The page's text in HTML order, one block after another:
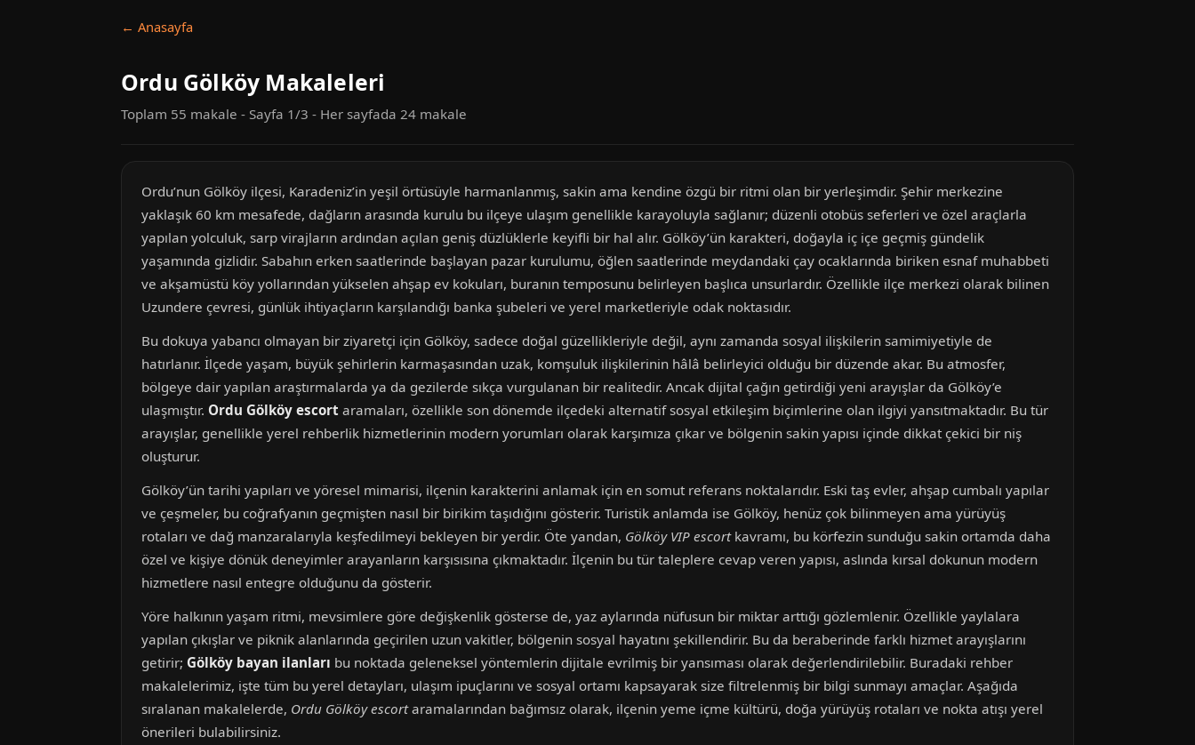
← Anasayfa
Ordu Gölköy Makaleleri
Toplam 55 makale - Sayfa 1/3 - Her sayfada 24 makale
Ordu’nun Gölköy ilçesi, Karadeniz’in yeşil örtüsüyle harmanlanmış, sakin ama kendine özgü bir ritmi olan bir yerleşimdir. Şehir merkezine
yaklaşık 60 km mesafede, dağların arasında kurulu bu ilçeye ulaşım genellikle karayoluyla sağlanır; düzenli otobüs seferleri ve özel araçlarla
yapılan yolculuk, sarp virajların ardından açılan geniş düzlüklerle keyifli bir hal alır. Gölköy’ün karakteri, doğayla iç içe geçmiş gündelik
yaşamında gizlidir. Sabahın erken saatlerinde başlayan pazar kurulumu, öğlen saatlerinde meydandaki çay ocaklarında biriken esnaf muhabbeti
ve akşamüstü köy yollarından yükselen ahşap ev kokuları, buranın temposunu belirleyen başlıca unsurlardır. Özellikle ilçe merkezi olarak bilinen
Uzundere çevresi, günlük ihtiyaçların karşılandığı banka şubeleri ve yerel marketleriyle odak noktasıdır.
Bu dokuya yabancı olmayan bir ziyaretçi için Gölköy, sadece doğal güzellikleriyle değil, aynı zamanda sosyal ilişkilerin samimiyetiyle de
hatırlanır. İlçede yaşam, büyük şehirlerin karmaşasından uzak, komşuluk ilişkilerinin hâlâ belirleyici olduğu bir düzende akar. Bu atmosfer,
bölgeye dair yapılan araştırmalarda ya da gezilerde sıkça vurgulanan bir realitedir. Ancak dijital çağın getirdiği yeni arayışlar da Gölköy’e
ulaşmıştır. Ordu Gölköy escort aramaları, özellikle son dönemde ilçedeki alternatif sosyal etkileşim biçimlerine olan ilgiyi yansıtmaktadır. Bu tür
arayışlar, genellikle yerel rehberlik hizmetlerinin modern yorumları olarak karşımıza çıkar ve bölgenin sakin yapısı içinde dikkat çekici bir niş
oluşturur.
Gölköy’ün tarihi yapıları ve yöresel mimarisi, ilçenin karakterini anlamak için en somut referans noktalarıdır. Eski taş evler, ahşap cumbalı yapılar
ve çeşmeler, bu coğrafyanın geçmişten nasıl bir birikim taşıdığını gösterir. Turistik anlamda ise Gölköy, henüz çok bilinmeyen ama yürüyüş
rotaları ve dağ manzaralarıyla keşfedilmeyi bekleyen bir yerdir. Öte yandan, Gölköy VIP escortkavramı, bu körfezin sunduğu sakin ortamda daha
özel ve kişiye dönük deneyimler arayanların karşısısına çıkmaktadır. İlçenin bu tür taleplere cevap veren yapısı, aslında kırsal dokunun modern
hizmetlere nasıl entegre olduğunu da gösterir.
Yöre halkının yaşam ritmi, mevsimlere göre değişkenlik gösterse de, yaz aylarında nüfusun bir miktar arttığı gözlemlenir. Özellikle yaylalara
yapılan çıkışlar ve piknik alanlarında geçirilen uzun vakitler, bölgenin sosyal hayatını şekillendirir. Bu da beraberinde farklı hizmet arayışlarını
getirir; Gölköy bayan ilanları bu noktada geleneksel yöntemlerin dijitale evrilmiş bir yansıması olarak değerlendirilebilir. Buradaki rehber
makalelerimiz, işte tüm bu yerel detayları, ulaşım ipuçlarını ve sosyal ortamı kapsayarak size filtrelenmiş bir bilgi sunmayı amaçlar. Aşağıda
sıralanan makalelerde, Ordu Gölköy escortaramalarından bağımsız olarak, ilçenin yeme içme kültürü, doğa yürüyüş rotaları ve nokta atışı yerel
önerileri bulabilirsiniz.